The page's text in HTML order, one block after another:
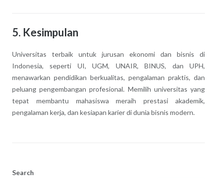
5. Kesimpulan
Universitas terbaik untuk jurusan ekonomi dan bisnis di
Indonesia, seperti UI, UGM, UNAIR, BINUS, dan UPH,
menawarkan pendidikan berkualitas, pengalaman praktis, dan
peluang pengembangan profesional. Memilih universitas yang
tepat membantu mahasiswa meraih prestasi akademik,
pengalaman kerja, dan kesiapan karier di dunia bisnis modern.
Search